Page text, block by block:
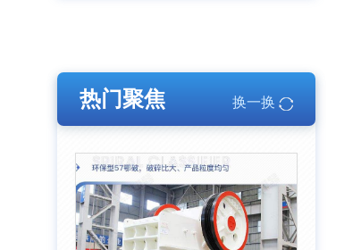
热门聚焦 换一换